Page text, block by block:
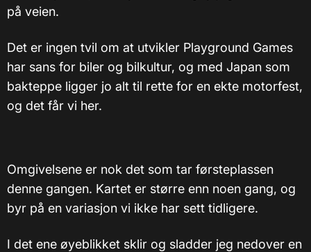
på veien.
Det er ingen tvil om at utvikler Playground Games
har sans for biler og bilkultur, og med Japan som
bakteppe ligger jo alt til rette for en ekte motorfest,
og det får vi her.
Omgivelsene er nok det som tar førsteplassen
denne gangen. Kartet er større enn noen gang, og
byr på en variasjon vi ikke har sett tidligere.
I det ene øyeblikket sklir og sladder jeg nedover en